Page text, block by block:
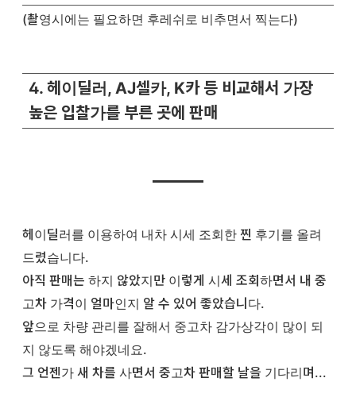
(촬영시에는 필요하면 후레쉬로 비추면서 찍는다)
4. 헤이딜러, AJ셀카, K카 등 비교해서 가장
높은 입찰가를 부른 곳에 판매
헤이딜러를 이용하여 내차 시세 조회한 찐 후기를 올려
드렸습니다.
아직 판매는 하지 않았지만 이렇게 시세 조회하면서 내 중
고차 가격이 얼마인지 알 수 있어 좋았습니다.
앞으로 차량 관리를 잘해서 중고차 감가상각이 많이 되
지 않도록 해야겠네요.
그 언젠가 새 차를 사면서 중고차 판매할 날을 기다리며...